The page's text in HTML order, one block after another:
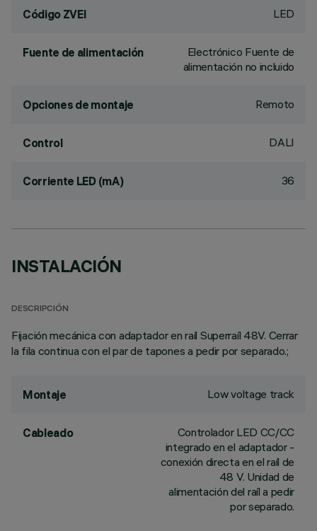
Código ZVEI LED
Fuente de alimentación
Electrónico Fuente de
alimentación no incluido
Opciones de montaje Remoto
Control DALI
Corriente LED (mA) 36
INSTALACIÓN
DESCRIPCIÓN
Fijación mecánica con adaptador en raíl Superraíl 48V. Cerrar
la fila continua con el par de tapones a pedir por separado.;
Montaje Low voltage track
Cableado
Controlador LED CC/CC
integrado en el adaptador -
conexión directa en el raíl de
48 V. Unidad de
alimentación del raíl a pedir
por separado.